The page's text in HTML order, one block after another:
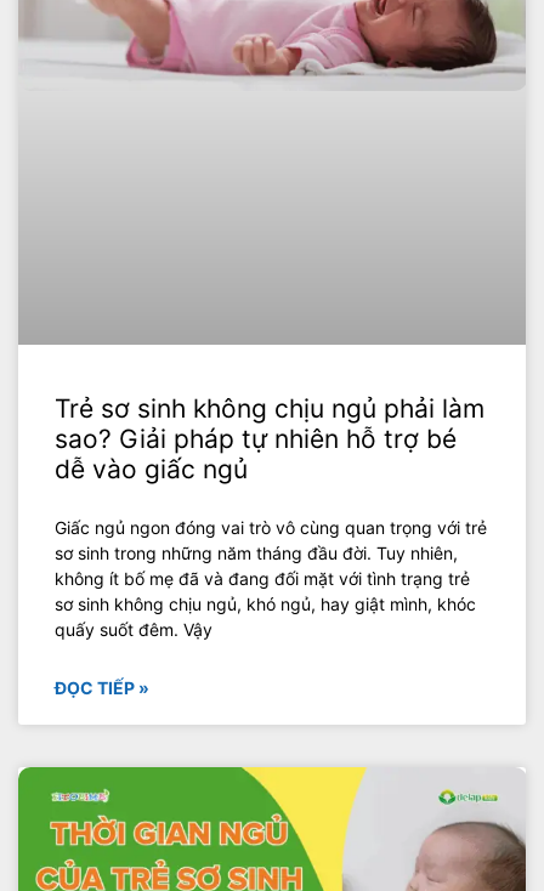
Trẻ sơ sinh không chịu ngủ phải làm
sao? Giải pháp tự nhiên hỗ trợ bé
dễ vào giấc ngủ
Giấc ngủ ngon đóng vai trò vô cùng quan trọng với trẻ
sơ sinh trong những năm tháng đầu đời. Tuy nhiên,
không ít bố mẹ đã và đang đối mặt với tình trạng trẻ
sơ sinh không chịu ngủ, khó ngủ, hay giật mình, khóc
quấy suốt đêm. Vậy
ĐỌC TIẾP »